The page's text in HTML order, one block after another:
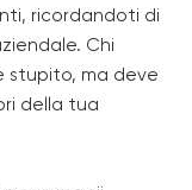
ricordandoti di
Chi
stupito, ma deve
della tua